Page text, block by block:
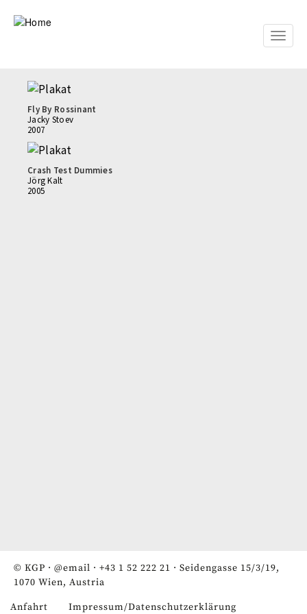
Toggle
Fly By Rossinant
Jacky Stoev
2007
Crash Test Dummies
Jörg Kalt
2005
© KGP · @email · +43 1 52 222 21 · Seidengasse 15/3/19,
1070 Wien, Austria
Anfahrt Impressum/Datenschutzerklärung